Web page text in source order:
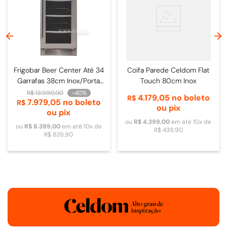
Frigobar Beer Center Até 34
Garrafas 38cm Inox/Porta
de Vidro - 4093840009
R$13.990,00 -40%
R$ 7.979,05 no boleto
ou pix
ou R$ 8.399,00em até10x de
R$ 839,90
Coifa Parede Celdom Flat
Touch 80cm Inox
R$ 4.179,05 no boleto
ou pix
ou R$ 4.399,00em até10x de
R$ 439,90